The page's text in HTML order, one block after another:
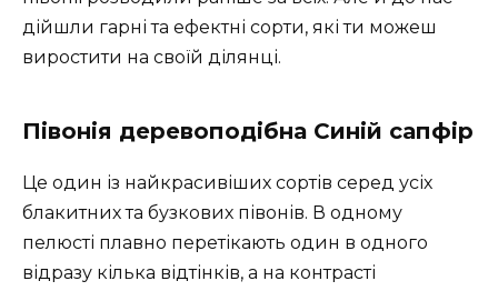
дійшли гарні та ефектні сорти, які ти можеш
виростити на своїй ділянці.
Півонія деревоподібна Синій сапфір
Це один із найкрасивіших сортів серед усіх
блакитних та бузкових півонів. В одному
пелюсті плавно перетікають один в одного
відразу кілька відтінків, а на контрасті